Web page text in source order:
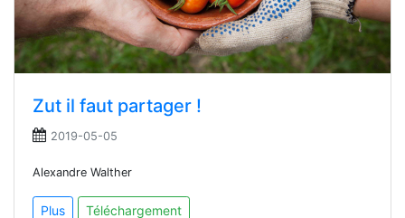
Zut il faut partager !
2019-05-05
Alexandre Walther
Plus Téléchargement